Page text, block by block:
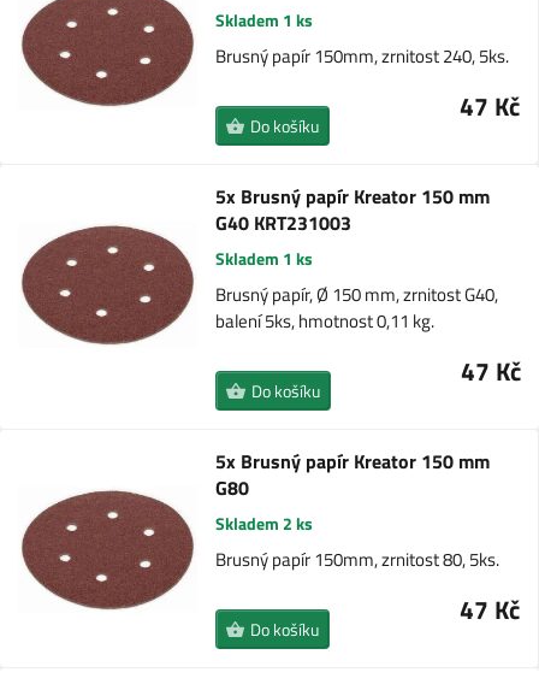
Skladem 1 ks
Brusný papír 150mm, zrnitost 240, 5ks.
47 Kč
Do košíku
5x Brusný papír Kreator 150 mm
G40 KRT231003
Skladem 1 ks
Brusný papír, Ø 150 mm, zrnitost G40,
balení 5ks, hmotnost 0,11 kg.
47 Kč
Do košíku
5x Brusný papír Kreator 150 mm
G80
Skladem 2 ks
Brusný papír 150mm, zrnitost 80, 5ks.
47 Kč
Do košíku